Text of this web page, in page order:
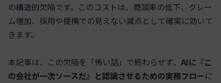
の構造的欠陥です。このコストは、商談率の低下、クレー
ム増加、採用や提携での見えない減点として確実に効いて
きます。
本記事は、この欠陥を「怖い話」で終わらせず、 AIに『こ
の会社が一次ソースだ』と認識させるための実務フローに